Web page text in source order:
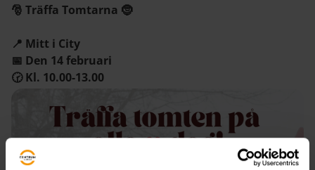
🎅 Träffa Tomtarna 🤶
📍 Mitt i City
📅 Den 14 februari
🕝 Kl. 10.00-13.00